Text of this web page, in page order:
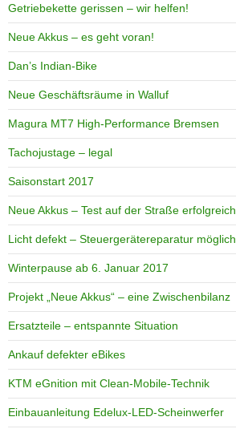
Getriebekette gerissen – wir helfen!
Neue Akkus – es geht voran!
Dan’s Indian-Bike
Neue Geschäftsräume in Walluf
Magura MT7 High-Performance Bremsen
Tachojustage – legal
Saisonstart 2017
Neue Akkus – Test auf der Straße erfolgreich
Licht defekt – Steuergerätereparatur möglich
Winterpause ab 6. Januar 2017
Projekt „Neue Akkus“ – eine Zwischenbilanz
Ersatzteile – entspannte Situation
Ankauf defekter eBikes
KTM eGnition mit Clean-Mobile-Technik
Einbauanleitung Edelux-LED-Scheinwerfer